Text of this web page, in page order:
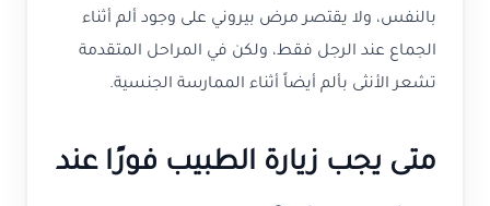
بالنفس، ولا يقتصر مرض بيروني على وجود ألم أثناء
الجماع عند الرجل فقط، ولكن في المراحل المتقدمة
تشعر الأنثى بألم أيضاً أثناء الممارسة الجنسية.
متى يجب زيارة الطبيب فورًا عند